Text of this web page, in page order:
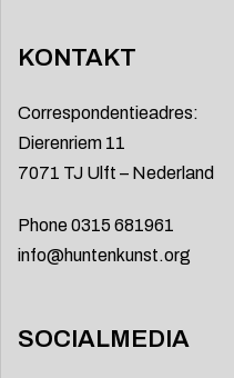
KONTAKT
Correspondentieadres:
Dierenriem 11
7071 TJ Ulft – Nederland
Phone 0315 681961
info@huntenkunst.org
SOCIALMEDIA